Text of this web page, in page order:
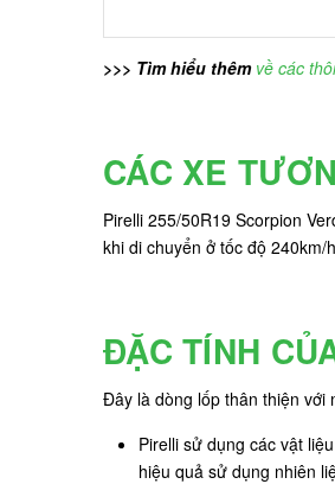
>>> Tìm hiểu thêm về các
CÁC XE
Pirelli 255/50R19 Scorpion
khi di chuyển ở tốc độ
ĐẶC TÍNH
Đây là dòng lốp thân thiện với
Pirelli sử dụng các vật
hiệu quả sử dụng nhiên